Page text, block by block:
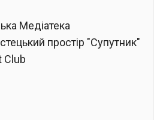
Медіатека
простір "Супутник"
Club